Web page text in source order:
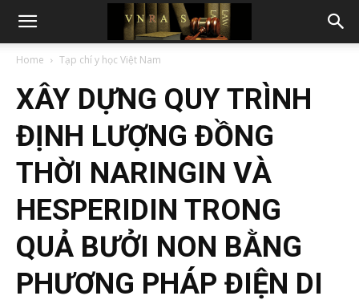
Home Tạp chí y học Việt Nam
XÂY DỰNG QUY TRÌNH
ĐỊNH LƯỢNG ĐỒNG
THỜI NARINGIN VÀ
HESPERIDIN TRONG
QUẢ BƯỞI NON BẰNG
PHƯƠNG PHÁP ĐIỆN DI